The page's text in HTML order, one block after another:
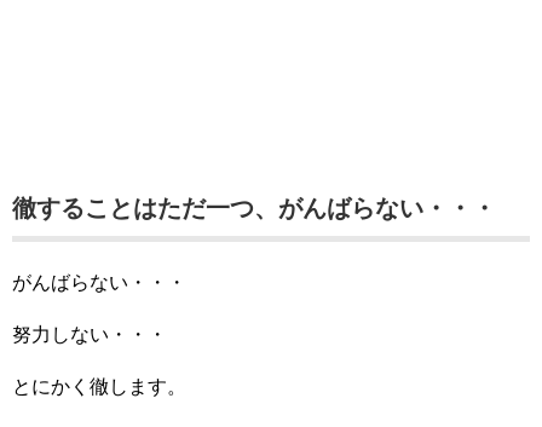
徹することはただ一つ、がんばらない・・・
がんばらない・・・
努力しない・・・
とにかく徹します。